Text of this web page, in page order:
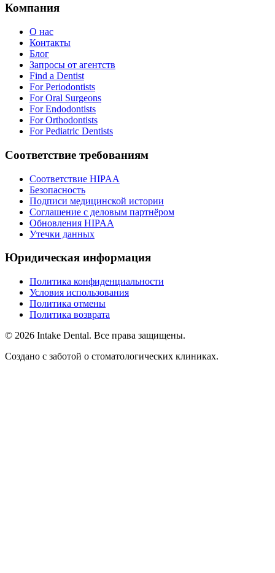
Компания
О нас
Контакты
Блог
Запросы от агентств
Find a Dentist
For Periodontists
For Oral Surgeons
For Endodontists
For Orthodontists
For Pediatric Dentists
Соответствие требованиям
Соответствие HIPAA
Безопасность
Подписи медицинской истории
Соглашение с деловым партнёром
Обновления HIPAA
Утечки данных
Юридическая информация
Политика конфиденциальности
Условия использования
Политика отмены
Политика возврата
© 2026 Intake Dental. Все права защищены.
Создано с заботой о стоматологических клиниках.